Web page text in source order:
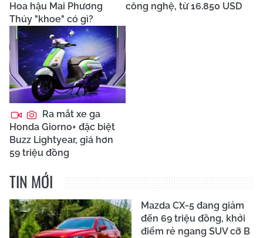
Hoa hậu Mai Phương
Thúy "khoe" có gì?
công nghệ, từ 16.850 USD
Ra mắt xe ga
Honda Giorno+ đặc biệt
Buzz Lightyear, giá hơn
59 triệu đồng
TIN MỚI
Mazda CX-5 đang giảm
đến 69 triệu đồng, khởi
điểm rẻ ngang SUV cỡ B